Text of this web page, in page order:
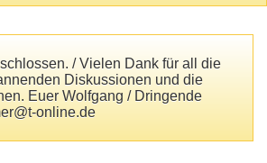
/ Vielen Dank für all die
Diskussionen und die
Euer Wolfgang / Dringende
online.de